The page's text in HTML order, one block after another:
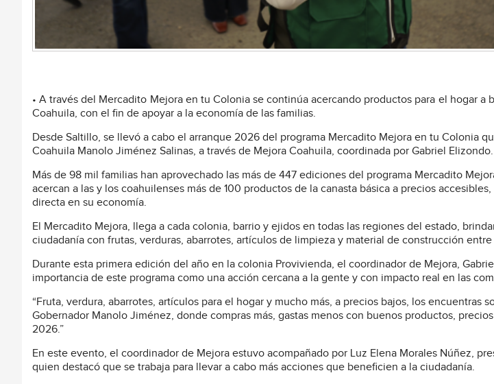
• A través del Mercadito Mejora en tu Colonia se continúa acercando productos para el hogar a
Coahuila, con el fin de apoyar a la economía de las familias.
Desde Saltillo, se llevó a cabo el arranque 2026 del programa Mercadito Mejora en tu Colonia
Coahuila Manolo Jiménez Salinas, a través de Mejora Coahuila, coordinada por Gabriel Elizondo.
Más de 98 mil familias han aprovechado las más de 447 ediciones del programa Mercadito
acercan a las y los coahuilenses más de 100 productos de la canasta básica a precios
directa en su economía.
El Mercadito Mejora, llega a cada colonia, barrio y ejidos en todas las regiones del estado,
ciudadanía con frutas, verduras, abarrotes, artículos de limpieza y material de construcción entre
Durante esta primera edición del año en la colonia Provivienda, el coordinador de Mejora,
importancia de este programa como una acción cercana a la gente y con impacto real en las
“Fruta, verdura, abarrotes, artículos para el hogar y mucho más, a precios bajos, los encuentras
Gobernador Manolo Jiménez, donde compras más, gastas menos con buenos productos,
2026.”
En este evento, el coordinador de Mejora estuvo acompañado por Luz Elena Morales Núñez,
quien destacó que se trabaja para llevar a cabo más acciones que beneficien a la ciudadanía.